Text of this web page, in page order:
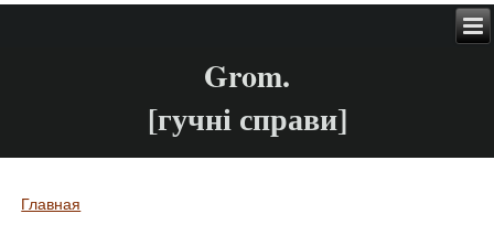
Grom.
[гучні справи]
Вы здесь
Главная